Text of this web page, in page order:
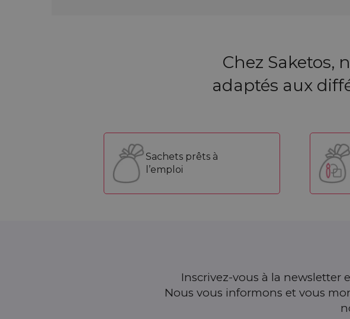
Chez Saketos,
adaptés aux
Sachets prêts à
l’emploi
Inscrivez-vous à la newsletter
Nous vous informons et vous